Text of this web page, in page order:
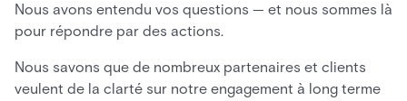
Nous avons entendu vos questions — et nous sommes là
pour répondre par des actions.
Nous savons que de nombreux partenaires et clients
veulent de la clarté sur notre engagement à long terme